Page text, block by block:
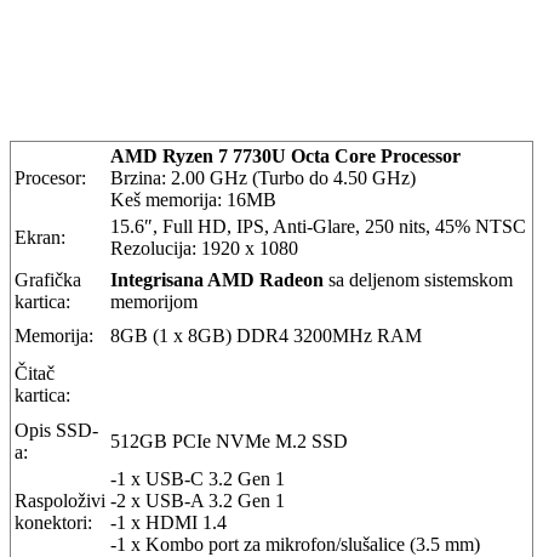
Procesor:
AMD Ryzen 7 7730U Octa Core Processor
Brzina: 2.00 GHz (Turbo do 4.50 GHz)
Keš memorija: 16MB
Ekran:
15.6″, Full HD, IPS, Anti-Glare, 250 nits, 45% NTSC
Rezolucija: 1920 x 1080
Grafička
kartica:
Integrisana AMD Radeon sa deljenom sistemskom
memorijom
Memorija:
8GB (1 x 8GB) DDR4 3200MHz RAM
Čitač
kartica:
Opis SSD-
a:
512GB PCIe NVMe M.2 SSD
Raspoloživi
konektori:
-1 x USB-C 3.2 Gen 1
-2 x USB-A 3.2 Gen 1
-1 x HDMI 1.4
-1 x Kombo port za mikrofon/slušalice (3.5 mm)